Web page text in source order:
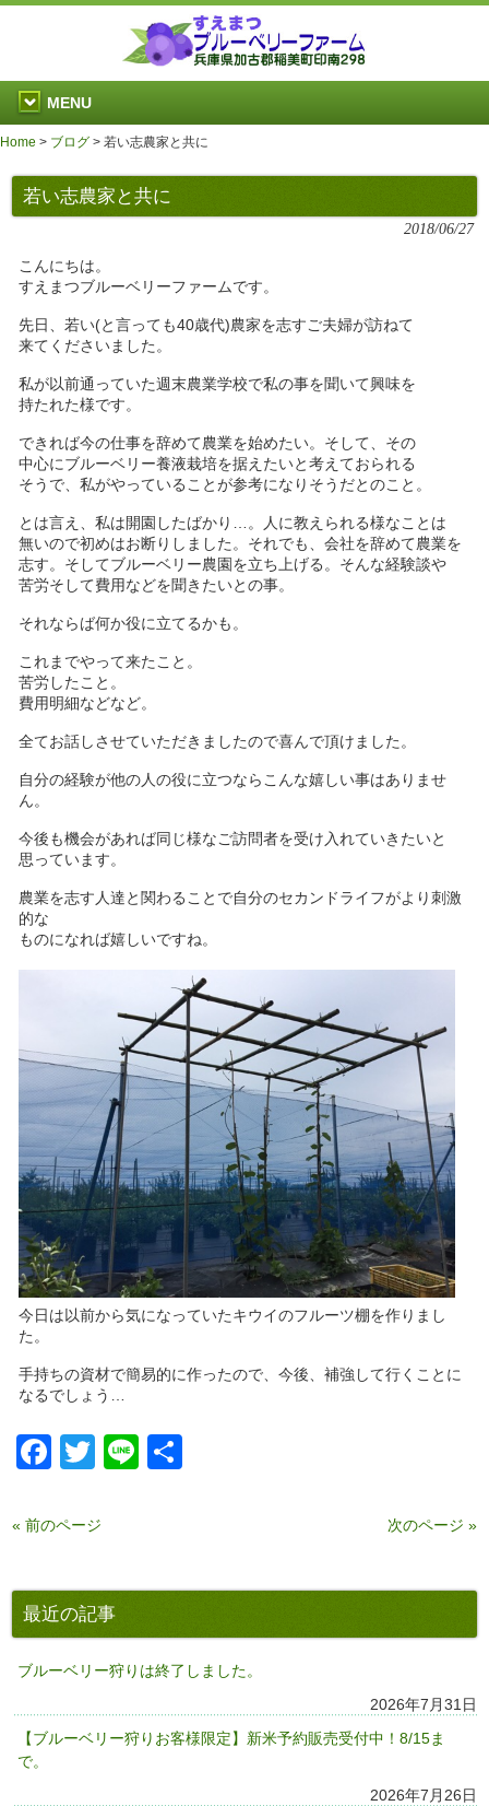
MENU
Home > ブログ > 若い志農家と共に
若い志農家と共に
2018/06/27
こんにちは。
すえまつブルーベリーファームです。
先日、若い(と言っても40歳代)農家を志すご夫婦が訪ねて
来てくださいました。
私が以前通っていた週末農業学校で私の事を聞いて興味を
持たれた様です。
できれば今の仕事を辞めて農業を始めたい。そして、その
中心にブルーベリー養液栽培を据えたいと考えておられる
そうで、私がやっていることが参考になりそうだとのこと。
とは言え、私は開園したばかり…。人に教えられる様なことは
無いので初めはお断りしました。それでも、会社を辞めて農業を
志す。そしてブルーベリー農園を立ち上げる。そんな経験談や
苦労そして費用などを聞きたいとの事。
それならば何か役に立てるかも。
これまでやって来たこと。
苦労したこと。
費用明細などなど。
全てお話しさせていただきましたので喜んで頂けました。
自分の経験が他の人の役に立つならこんな嬉しい事はありませ
ん。
今後も機会があれば同じ様なご訪問者を受け入れていきたいと
思っています。
農業を志す人達と関わることで自分のセカンドライフがより刺激
的な
ものになれば嬉しいですね。
今日は以前から気になっていたキウイのフルーツ棚を作りまし
た。
手持ちの資材で簡易的に作ったので、今後、補強して行くことに
なるでしょう…
Facebook
Twitter
Line
« 前のページ 次のページ »
最近の記事
ブルーベリー狩りは終了しました。
2026年7月31日
【ブルーベリー狩りお客様限定】新米予約販売受付中！8/15ま
で。
2026年7月26日